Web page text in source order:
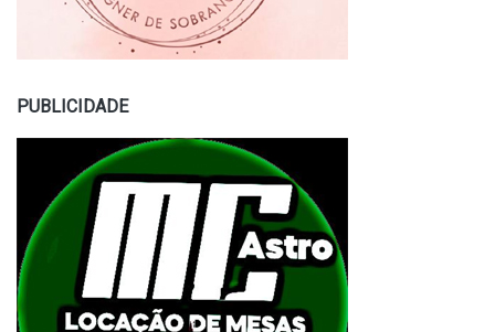
PUBLICIDADE